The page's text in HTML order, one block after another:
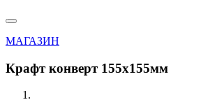
МАГАЗИН
Крафт конверт 155х155мм